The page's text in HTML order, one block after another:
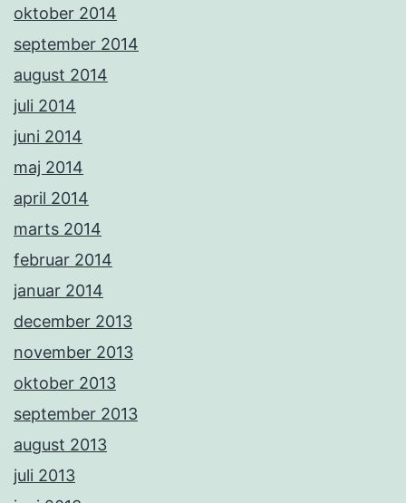
oktober 2014
september 2014
august 2014
juli 2014
juni 2014
maj 2014
april 2014
marts 2014
februar 2014
januar 2014
december 2013
november 2013
oktober 2013
september 2013
august 2013
juli 2013